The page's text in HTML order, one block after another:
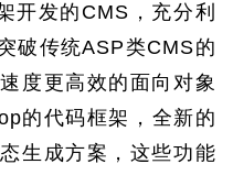
开发的CMS，充分利
破传统ASP类CMS的
度更高效的面向对象
的代码框架，全新的
生成方案，这些功能